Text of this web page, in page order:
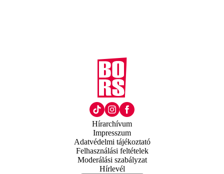
Hírarchívum
Impresszum
Adatvédelmi tájékoztató
Felhasználási feltételek
Moderálási szabályzat
Hírlevél